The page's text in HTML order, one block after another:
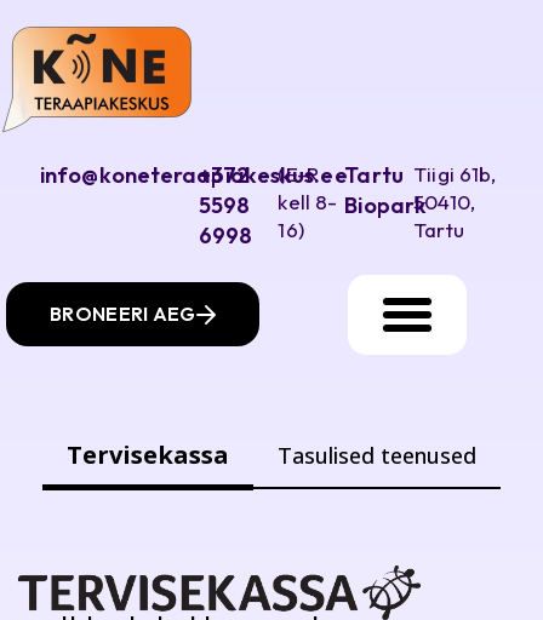
info@koneteraapiakeskus.ee
+372
5598
6998
(E-R
kell 8-
16)
Tartu
Biopark
Tiigi 61b,
50410,
Tartu
BRONEERI AEG
Tervisekassa Tasulised teenused